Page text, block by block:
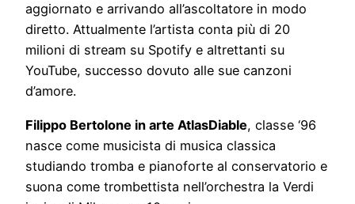
aggiornato e arrivando all’ascoltatore in modo
diretto. Attualmente l’artista conta più di 20
milioni di stream su Spotify e altrettanti su
YouTube, successo dovuto alle sue canzoni
d’amore.
Filippo Bertolone in arte AtlasDiable, classe ‘96
nasce come musicista di musica classica
studiando tromba e pianoforte al conservatorio e
suona come trombettista nell’orchestra la Verdi